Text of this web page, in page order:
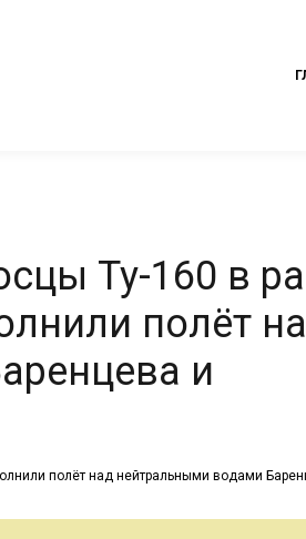
Ту-160 в
полёт
и